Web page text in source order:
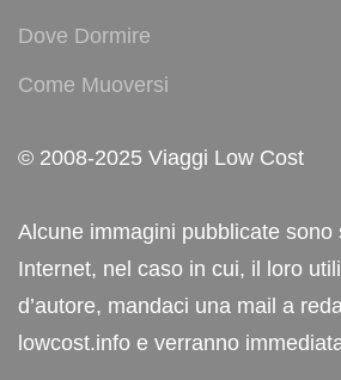
Dove Dormire
Come Muoversi
© 2008-2025 Viaggi Low Cost
Alcune immagini pubblicate sono
Internet, nel caso in cui, il loro
d’autore, mandaci una mail a
lowcost.info e verranno